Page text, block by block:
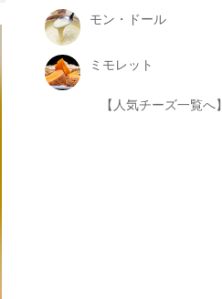
モン・ドール
ミモレット
【人気チーズ一覧へ】